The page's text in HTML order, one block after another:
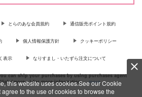
this website uses cookies.See our Cookie
to the use of cookies to browse the
とらのあな会員規約 通信販売ポイント規約
個人情報保護方針 クッキーポリシー
表示 なりすまし・いたずら注文について
can ship your purchases by using purchases agent
Click {more…} for more information …more